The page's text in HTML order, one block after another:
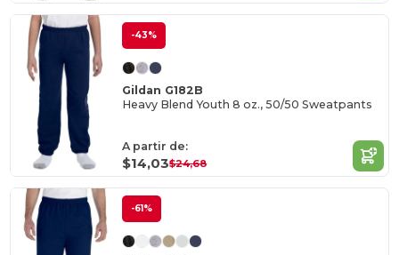
-43%
Gildan G182B
Heavy Blend Youth 8 oz., 50/50 Sweatpants
A partir de:
$14,03$24,68
-61%